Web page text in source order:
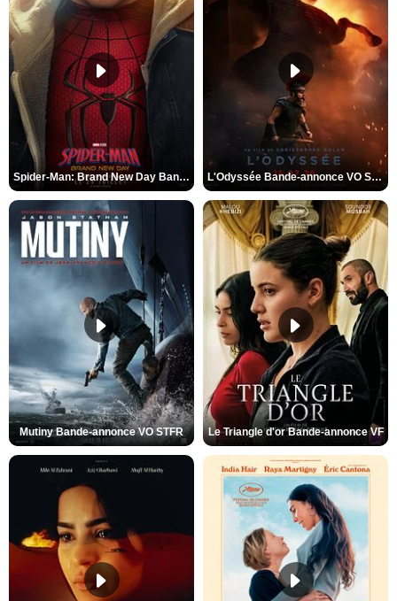
Spider-Man: Brand New Day Bande-annonce VO STFR L'Odyssée Bande-annonce VO STFR
Mutiny Bande-annonce VO STFR Le Triangle d'or Bande-annonce VF